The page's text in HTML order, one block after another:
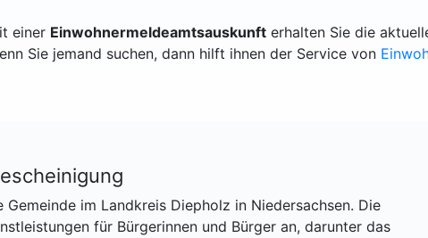
einer Einwohnermeldeamtsauskunft erhalten Sie die
Sie jemand suchen, dann hilft ihnen der Service von
im Landkreis Diepholz in Niedersachsen. Die
für Bürgerinnen und Bürger an, darunter das